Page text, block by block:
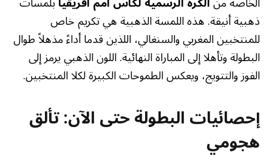
ذهبية أنيقة. هذه اللمسة الذهبية هي تكريم خاص
للمنتخبين المغربي والسنغالي، اللذين قدما أداءً مذهلاً طوال
البطولة وتأهلا إلى المباراة النهائية. اللون الذهبي يرمز إلى
الفوز والتتويج، ويعكس الطموحات الكبيرة لكلا المنتخبين.
إحصائيات البطولة حتى الآن: تألق
هجومي